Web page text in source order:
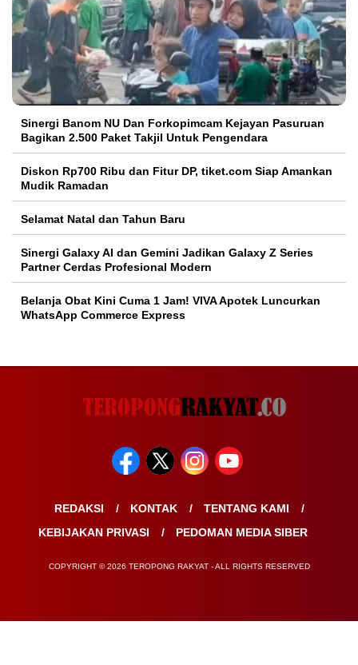
Sinergi Banom NU Dan Forkopimcam Kejayan Pasuruan
Bagikan 2.500 Paket Takjil Untuk Pengendara
Diskon Rp700 Ribu dan Fitur DP, tiket.com Siap Amankan
Mudik Ramadan
Selamat Natal dan Tahun Baru
Sinergi Galaxy AI dan Gemini Jadikan Galaxy Z Series
Partner Cerdas Profesional Modern
Belanja Obat Kini Cuma 1 Jam! VIVA Apotek Luncurkan
WhatsApp Commerce Express
REDAKSI KONTAK
TENTANG KAMI
KEBIJAKAN PRIVASI
PEDOMAN MEDIA SIBER
COPYRIGHT © 2026 TEROPONG RAKYAT - ALL RIGHTS RESERVED